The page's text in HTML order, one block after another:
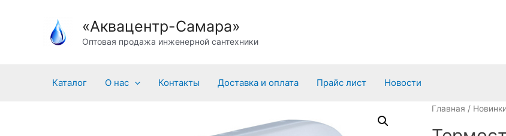
содержимому
«Аквацентр-Самара»
Оптовая продажа инженерной сантехники
Каталог О нас Контакты Доставка и оплата Прайс лист Новости
Главная / Новинки